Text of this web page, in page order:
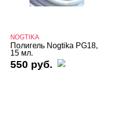
Камуфлирующие гели
Однофазные гели
Цветные гели - Gel Color
NOGTIKA
Полигель Nogtika PG18,
15 мл.
550 руб.